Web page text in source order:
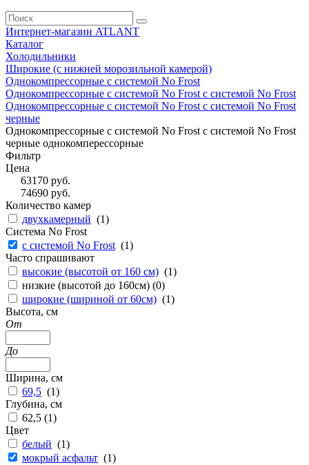
Интернет-магазин ATLANT
Каталог
Холодильники
Широкие (с нижней морозильной камерой)
Однокомпрессорные с системой No Frost
Однокомпрессорные с системой No Frost с системой No Frost
Однокомпрессорные с системой No Frost с системой No Frost
черные
Однокомпрессорные с системой No Frost с системой No Frost
черные однокомперессорные
Фильтр
Цена
63170руб.
74690руб.
Количество камер
двухкамерный (1)
Система No Frost
с системой No Frost (1)
Часто спрашивают
высокие (высотой от 160 см) (1)
низкие (высотой до 160см) (0)
широкие (шириной от 60см) (1)
Высота, см
От
До
Ширина, см
69,5 (1)
Глубина, см
62,5 (1)
Цвет
белый (1)
мокрый асфальт (1)